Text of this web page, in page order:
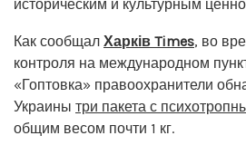
историческим и культурным
Как сообщал Харків Times, во
контроля на международном
«Гоптовка» правоохранители
Украины три пакета с
общим весом почти 1 кг.